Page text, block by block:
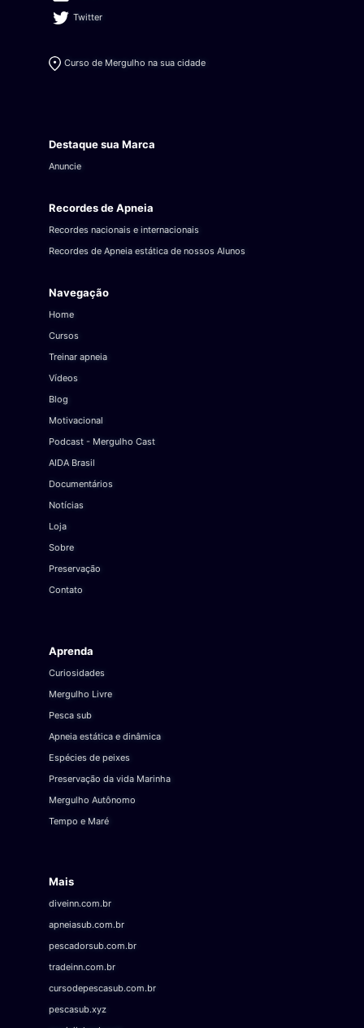
Twitter
Curso de Mergulho na sua cidade
Destaque sua Marca
Anuncie
Recordes de Apneia
Recordes nacionais e internacionais
Recordes de Apneia estática de nossos Alunos
Navegação
Home
Cursos
Treinar apneia
Vídeos
Blog
Motivacional
Podcast - Mergulho Cast
AIDA Brasil
Documentários
Notícias
Loja
Sobre
Preservação
Contato
Aprenda
Curiosidades
Mergulho Livre
Pesca sub
Apneia estática e dinâmica
Espécies de peixes
Preservação da vida Marinha
Mergulho Autônomo
Tempo e Maré
Mais
diveinn.com.br
apneiasub.com.br
pescadorsub.com.br
tradeinn.com.br
cursodepescasub.com.br
pescasub.xyz